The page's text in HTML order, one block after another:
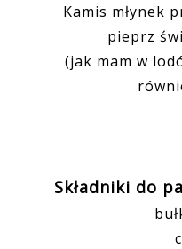
Kamis młynek
pieprz
(jak mam w
Składniki do